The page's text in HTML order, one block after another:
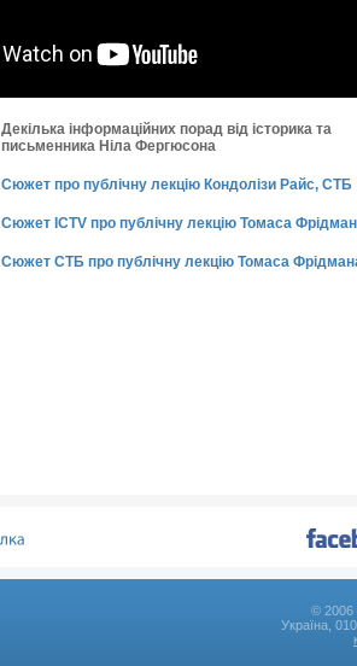
Декілька інформаційних порад від історика та
письменника Ніла Фергюсона
Сюжет про публічну лекцію Кондолізи Райс, СТБ
Сюжет ICTV про публічну лекцію Томаса
Сюжет СТБ про публічну лекцію Томаса
© 2006
Україна,